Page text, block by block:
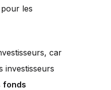
les
car
investisseurs
fonds